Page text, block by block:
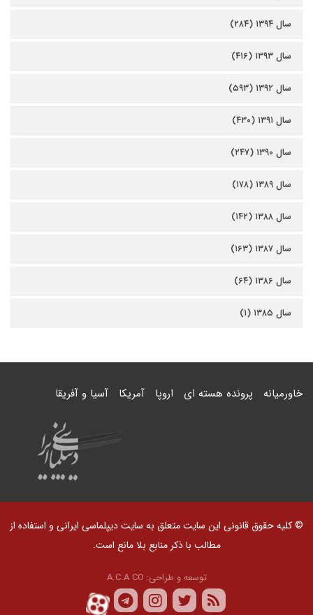
سال ۱۳۹۴ (۲۸۴)
سال ۱۳۹۳ (۴۱۶)
سال ۱۳۹۲ (۵۹۳)
سال ۱۳۹۱ (۴۳۰)
سال ۱۳۹۰ (۲۴۷)
سال ۱۳۸۹ (۱۷۸)
سال ۱۳۸۸ (۱۴۲)
سال ۱۳۸۷ (۱۶۳)
سال ۱۳۸۶ (۶۴)
سال ۱۳۸۵ (۱)
خاورمیانه پرونده هسته ای اروپا آمریکا آسیا و آفریقا
© کلیه حقوق قانونی این سایت متعلق به سایت دیپلماسی ایرانی و استفاده از
مطالب با ذکر منابع بلا مانع است.
توسعه و طراحی: A.C.A CO